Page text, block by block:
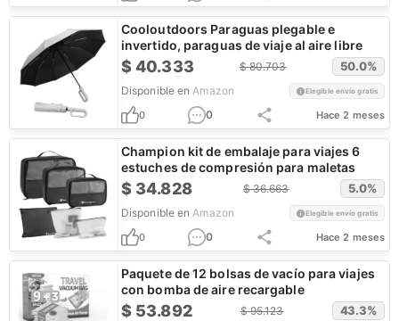
Cooloutdoors Paraguas plegable e
invertido, paraguas de viaje al aire libre
$40.333 $80.703 50.0%
Disponible en Amazon Elegible envío gratis
0 0 Hace 2 meses
Champion kit de embalaje para viajes 6
estuches de compresión para maletas
$ 34.828 $36.663 5.0%
Disponible en Amazon Elegible envío gratis
0 0 Hace 2 meses
Paquete de 12 bolsas de vacío para viajes
con bomba de aire recargable
$ 53.892 $95.123 43.3%